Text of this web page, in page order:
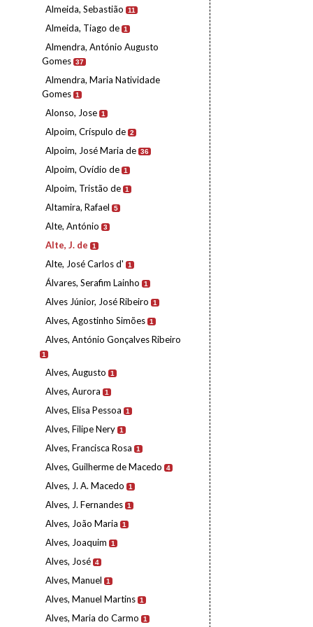
Almeida, Sebastião 11
Almeida, Tiago de 1
Almendra, António Augusto
Gomes 37
Almendra, Maria Natividade
Gomes 1
Alonso, Jose 1
Alpoim, Críspulo de 2
Alpoim, José Maria de 36
Alpoim, Ovídio de 1
Alpoim, Tristão de 1
Altamira, Rafael 5
Alte, António 3
Alte, J. de 1
Alte, José Carlos d' 1
Álvares, Serafim Lainho 1
Alves Júnior, José Ribeiro 1
Alves, Agostinho Simões 1
Alves, António Gonçalves Ribeiro
1
Alves, Augusto 1
Alves, Aurora 1
Alves, Elisa Pessoa 1
Alves, Filipe Nery 1
Alves, Francisca Rosa 1
Alves, Guilherme de Macedo 4
Alves, J. A. Macedo 1
Alves, J. Fernandes 1
Alves, João Maria 1
Alves, Joaquim 1
Alves, José 4
Alves, Manuel 1
Alves, Manuel Martins 1
Alves, Maria do Carmo 1